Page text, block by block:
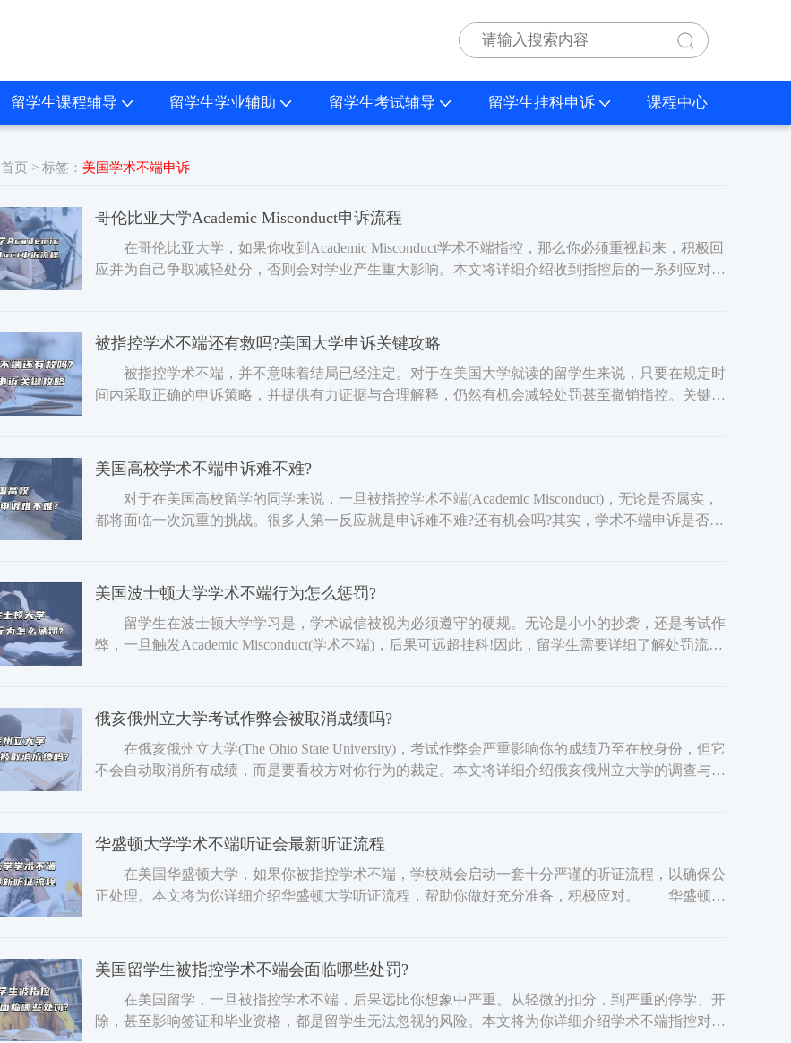
留学生课程辅导 留学生学业辅助 留学生考试辅导 留学生挂科申诉 课程中心
首页 > 标签： 美国学术不端申诉
哥伦比亚大学Academic Misconduct申诉流程
在哥伦比亚大学，如果你收到Academic Misconduct学术不端指控，那么你必须重视起来，积极回
应并为自己争取减轻处分，否则会对学业产生重大影响。本文将详细介绍收到指控后的一系列应对流
被指控学术不端还有救吗?美国大学申诉关键攻略
被指控学术不端，并不意味着结局已经注定。对于在美国大学就读的留学生来说，只要在规定时
间内采取正确的申诉策略，并提供有力证据与合理解释，仍然有机会减轻处罚甚至撤销指控。关键不
美国高校学术不端申诉难不难?
对于在美国高校留学的同学来说，一旦被指控学术不端(Academic Misconduct)，无论是否属实，
都将面临一次沉重的挑战。很多人第一反应就是申诉难不难?还有机会吗?其实，学术不端申诉是否成
美国波士顿大学学术不端行为怎么惩罚?
留学生在波士顿大学学习是，学术诚信被视为必须遵守的硬规。无论是小小的抄袭，还是考试作
弊，一旦触发Academic Misconduct(学术不端)，后果可远超挂科!因此，留学生需要详细了解处罚流程
俄亥俄州立大学考试作弊会被取消成绩吗?
在俄亥俄州立大学(The Ohio State University)，考试作弊会严重影响你的成绩乃至在校身份，但它
不会自动取消所有成绩，而是要看校方对你行为的裁定。本文将详细介绍俄亥俄州立大学的调查与处
华盛顿大学学术不端听证会最新听证流程
在美国华盛顿大学，如果你被指控学术不端，学校就会启动一套十分严谨的听证流程，以确保公
正处理。本文将为你详细介绍华盛顿大学听证流程，帮助你做好充分准备，积极应对。 华盛顿大
美国留学生被指控学术不端会面临哪些处罚?
在美国留学，一旦被指控学术不端，后果远比你想象中严重。从轻微的扣分，到严重的停学、开
除，甚至影响签证和毕业资格，都是留学生无法忽视的风险。本文将为你详细介绍学术不端指控对应